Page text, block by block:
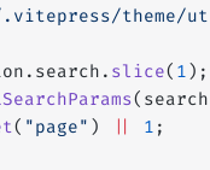
theme/
slice( 1 );
( "page" ) 1 ;